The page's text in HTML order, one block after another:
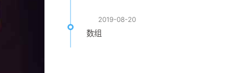
2019-08-20
数组